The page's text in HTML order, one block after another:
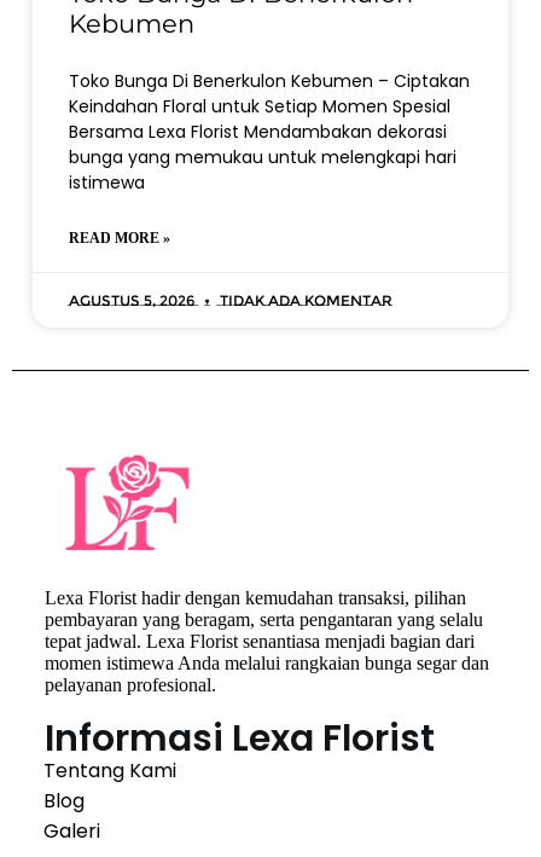
Kebumen
Toko Bunga Di Benerkulon Kebumen – Ciptakan
Keindahan Floral untuk Setiap Momen Spesial
Bersama Lexa Florist Mendambakan dekorasi
bunga yang memukau untuk melengkapi hari
istimewa
READ MORE »
Agustus 5, 2026 Tidak ada komentar
Lexa Florist hadir dengan kemudahan transaksi, pilihan
pembayaran yang beragam, serta pengantaran yang selalu
tepat jadwal. Lexa Florist senantiasa menjadi bagian dari
momen istimewa Anda melalui rangkaian bunga segar dan
pelayanan profesional.
Informasi Lexa Florist
Tentang Kami
Blog
Galeri